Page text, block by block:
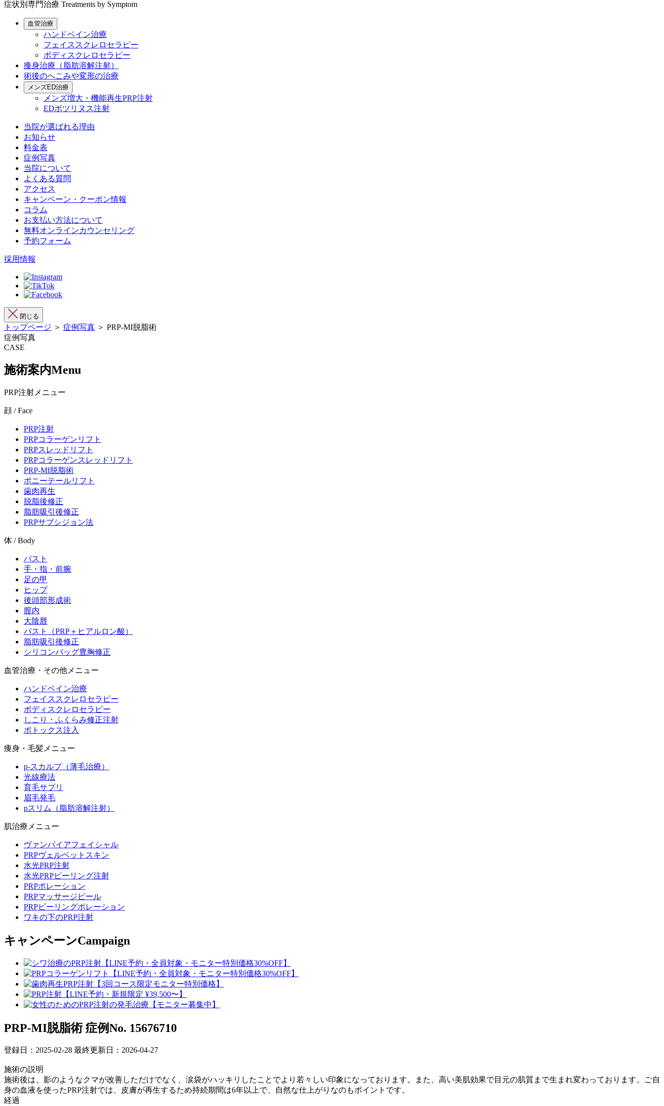
症状別専門治療 Treatments by Symptom
血管治療
ハンドベイン治療
フェイススクレロセラピー
ボディスクレロセラピー
痩身治療（脂肪溶解注射）
術後のへこみや変形の治療
メンズED治療
メンズ増大・機能再生PRP注射
EDボツリヌス注射
当院が選ばれる理由
お知らせ
料金表
症例写真
当院について
よくある質問
アクセス
キャンペーン・クーポン情報
コラム
お支払い方法について
無料オンラインカウンセリング
予約フォーム
採用情報
閉じる
トップページ ＞ 症例写真 ＞ PRP-MI脱脂術
症例写真
CASE
施術案内Menu
PRP注射メニュー
顔 / Face
PRP注射
PRPコラーゲンリフト
PRPスレッドリフト
PRPコラーゲンスレッドリフト
PRP-MI脱脂術
ポニーテールリフト
歯肉再生
脱脂後修正
脂肪吸引後修正
PRPサブシジョン法
体 / Body
バスト
手・指・前腕
足の甲
ヒップ
後頭部形成術
膣内
大陰唇
バスト（PRP＋ヒアルロン酸）
脂肪吸引後修正
シリコンバッグ豊胸修正
血管治療・その他メニュー
ハンドベイン治療
フェイススクレロセラピー
ボディスクレロセラピー
しこり・ふくらみ修正注射
ボトックス注入
痩身・毛髪メニュー
p-スカルプ（薄毛治療）
光線療法
育毛サプリ
眉毛発毛
pスリム（脂肪溶解注射）
肌治療メニュー
ヴァンパイアフェイシャル
PRPヴェルベットスキン
水光PRP注射
水光PRPピーリング注射
PRPポレーション
PRPマッサージピール
PRPピーリングポレーション
ワキの下のPRP注射
キャンペーンCampaign
PRP-MI脱脂術 症例No. 15676710
登録日：2025-02-28 最終更新日：2026-04-27
施術の説明
施術後は、影のようなクマが改善しただけでなく、涙袋がハッキリしたことでより若々しい印象になっております。また、高い美肌効果で目元の肌質まで生まれ変わっております。ご自
身の血液を使ったPRP注射では、皮膚が再生するため持続期間は6年以上で、自然な仕上がりなのもポイントです。
経過